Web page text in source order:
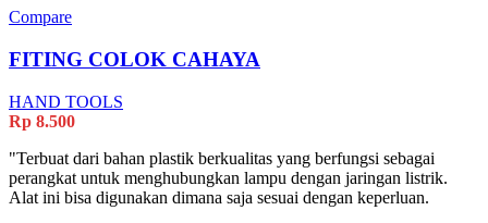
Compare
FITING COLOK CAHAYA
HAND TOOLS
Rp 8.500
"Terbuat dari bahan plastik berkualitas yang berfungsi sebagai
perangkat untuk menghubungkan lampu dengan jaringan listrik.
Alat ini bisa digunakan dimana saja sesuai dengan keperluan.